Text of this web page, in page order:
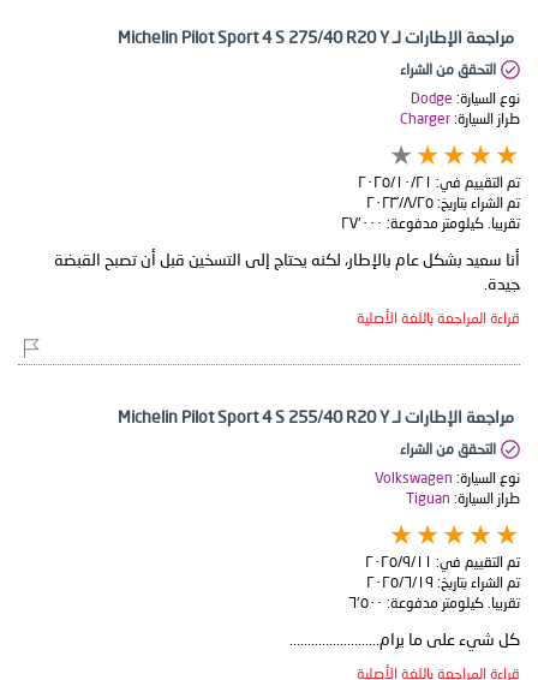
مراجعة الإطارات لـ Michelin Pilot Sport 4 S 275/40 R20 Y
التحقق من الشراء
نوع السيارة: Dodge
طراز السيارة: Charger
تم التقييم في: ٢١‏/١٠‏/٢٠٢٥
تم الشراء بتاريخ: ٢٥‏/٨‏/٢٠٢٣
تقريبا. كيلومتر مدفوعة: ٢٧٬٠٠٠
أنا سعيد بشكل عام بالإطار، لكنه يحتاج إلى التسخين قبل أن تصبح القبضة
جيدة.
قراءة المراجعة باللغة الأصلية
مراجعة الإطارات لـ Michelin Pilot Sport 4 S 255/40 R20 Y
التحقق من الشراء
نوع السيارة: Volkswagen
طراز السيارة: Tiguan
تم التقييم في: ١١‏/٩‏/٢٠٢٥
تم الشراء بتاريخ: ١٩‏/٦‏/٢٠٢٥
تقريبا. كيلومتر مدفوعة: ٦٬٥٠٠
كل شيء على ما يرام.........................
قراءة المراجعة باللغة الأصلية